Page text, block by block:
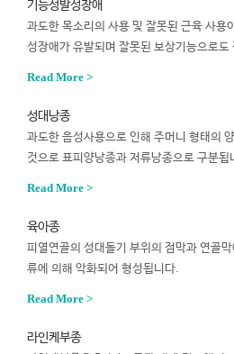
기능성발성장애
과도한 목소리의 사용 및 잘못된 근육 사용
성장애가 유발되며 잘못된 보상기능으로도
Read More >
성대낭종
과도한 음성사용으로 인해 주머니 형태의
것으로 표피양낭종과 저류낭종으로 구분됩
Read More >
육아종
피열연골의 성대돌기 부위의 점막과 연골
류에 의해 악화되어 형성됩니다.
Read More >
라인케부종